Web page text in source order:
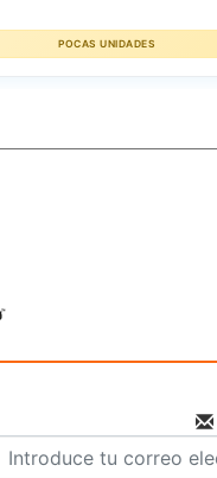
POCAS UNIDADES